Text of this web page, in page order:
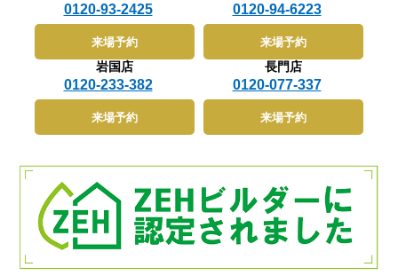
0120-93-2425
来場予約
0120-94-6223
来場予約
岩国店
0120-233-382
来場予約
長門店
0120-077-337
来場予約